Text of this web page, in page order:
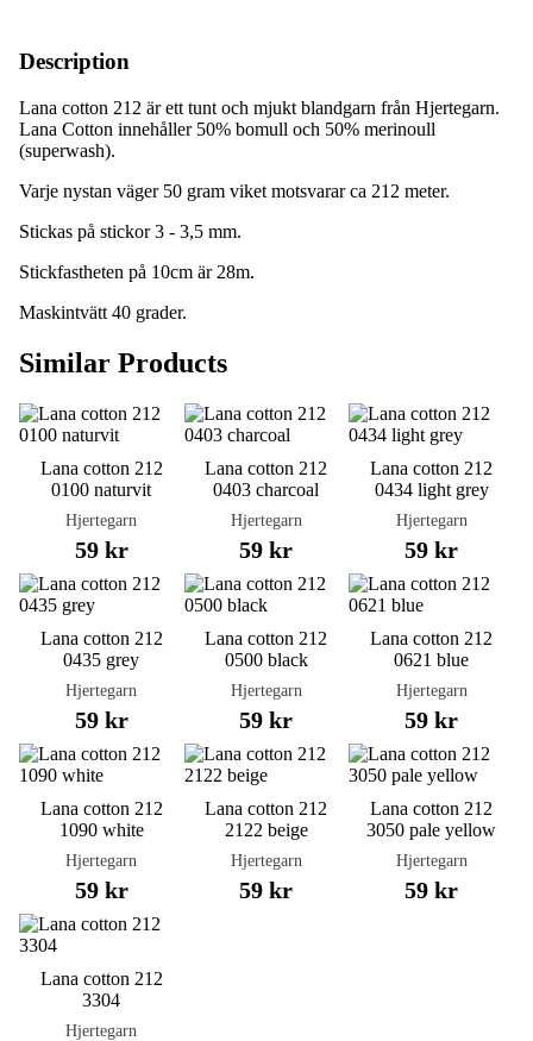
Description
Lana cotton 212 är ett tunt och mjukt blandgarn från Hjertegarn.
Lana Cotton innehåller 50% bomull och 50% merinoull
(superwash).
Varje nystan väger 50 gram viket motsvarar ca 212 meter.
Stickas på stickor 3 - 3,5 mm.
Stickfastheten på 10cm är 28m.
Maskintvätt 40 grader.
Similar Products
Lana cotton 212
0100 naturvit
Hjertegarn
59 kr
Lana cotton 212
0403 charcoal
Hjertegarn
59 kr
Lana cotton 212
0434 light grey
Hjertegarn
59 kr
Lana cotton 212
0435 grey
Hjertegarn
59 kr
Lana cotton 212
0500 black
Hjertegarn
59 kr
Lana cotton 212
0621 blue
Hjertegarn
59 kr
Lana cotton 212
1090 white
Hjertegarn
59 kr
Lana cotton 212
2122 beige
Hjertegarn
59 kr
Lana cotton 212
3050 pale yellow
Hjertegarn
59 kr
Lana cotton 212
3304
Hjertegarn